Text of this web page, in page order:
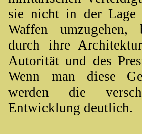
sie nicht in der Lage
Waffen
durch ihre
Autorität und des
Wenn man diese
werden die
Entwicklung deutlich.